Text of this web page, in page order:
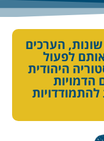
הערכים
לפעול
היהודית
הדמויות